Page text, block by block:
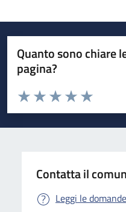
Quanto sono chiare
pagina?
Valuta da 1 a 5 stelle la pagina
Valuta 5
Valuta 4 stelle
Valuta 3 stelle su 5
Valuta 2 stelle su 5
Valuta 1 stelle su 5
Contatta il
Leggi le